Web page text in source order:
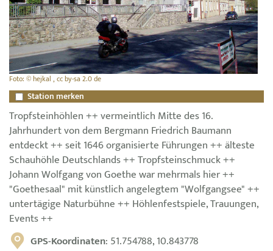
Foto: © hejkal , cc by-sa 2.0 de
Station merken
Tropfsteinhöhlen ++ vermeintlich Mitte des 16.
Jahrhundert von dem Bergmann Friedrich Baumann
entdeckt ++ seit 1646 organisierte Führungen ++ älteste
Schauhöhle Deutschlands ++ Tropfsteinschmuck ++
Johann Wolfgang von Goethe war mehrmals hier ++
"Goethesaal" mit künstlich angelegtem "Wolfgangsee" ++
untertägige Naturbühne ++ Höhlenfestspiele, Trauungen,
Events ++
GPS-Koordinaten: 51.754788, 10.843778